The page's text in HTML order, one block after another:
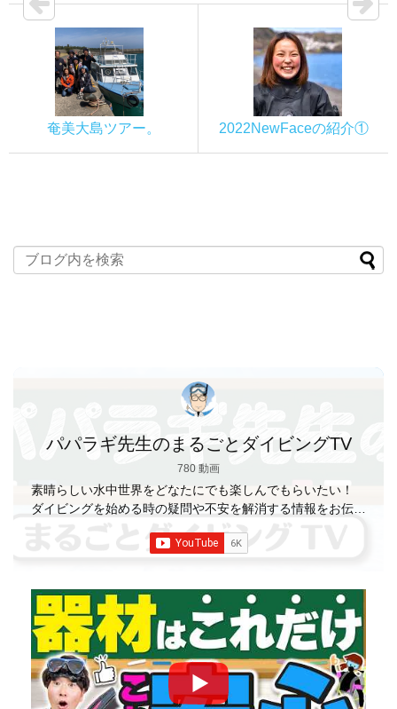
奄美大島ツアー。 2022NewFaceの紹介①
パパラギ先生のまるごとダイビングTV
780 動画
素晴らしい水中世界をどなたにでも楽しんでもらいたい！
ダイビングを始める時の疑問や不安を解消する情報をお伝え
業の国内最大規模のスキューバダイビングスクール。 PADI
の初心者ダイビングライセンス認定実績。 常駐のプロイン
ストラクターは40名ほど。 【初心者からプロレベルま
で！】 年間ファンダイブ開催数は1,000本を超え、初心者の
方でも安心して潜れるような初心者向けツアーを毎週開催
中！ 2021年マリンダイビング大賞
「講習が上手なダ
イビングスクール」部門
「教え方がうまいインストラク